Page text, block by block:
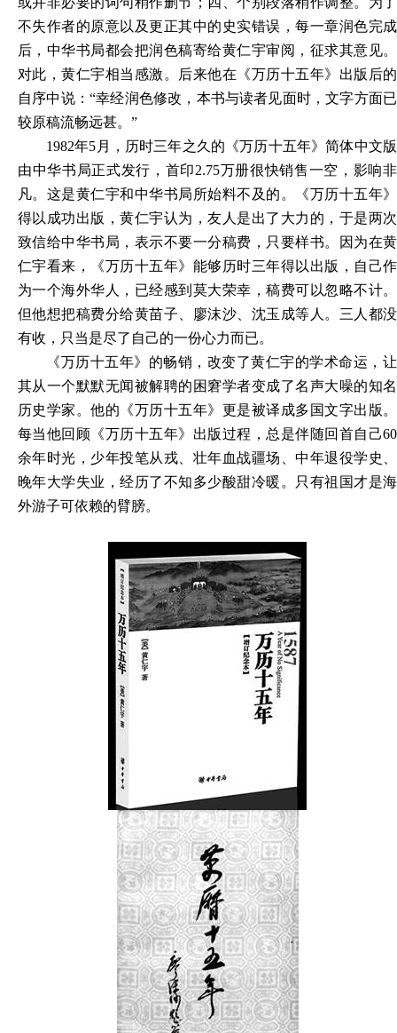
不失作者的原意以及更正其中的史实错误，每一章润色完成
后，中华书局都会把润色稿寄给黄仁宇审阅，征求其意见。
对此，黄仁宇相当感激。后来他在《万历十五年》出版后的
自序中说：“幸经润色修改，本书与读者见面时，文字方面已
较原稿流畅远甚。”
1982年5月，历时三年之久的《万历十五年》简体中文版
由中华书局正式发行，首印2.75万册很快销售一空，影响非
凡。这是黄仁宇和中华书局所始料不及的。《万历十五年》
得以成功出版，黄仁宇认为，友人是出了大力的，于是两次
致信给中华书局，表示不要一分稿费，只要样书。因为在黄
仁宇看来，《万历十五年》能够历时三年得以出版，自己作
为一个海外华人，已经感到莫大荣幸，稿费可以忽略不计。
但他想把稿费分给黄苗子、廖沫沙、沈玉成等人。三人都没
有收，只当是尽了自己的一份心力而已。
《万历十五年》的畅销，改变了黄仁宇的学术命运，让
其从一个默默无闻被解聘的困窘学者变成了名声大噪的知名
历史学家。他的《万历十五年》更是被译成多国文字出版。
每当他回顾《万历十五年》出版过程，总是伴随回首自己60
余年时光，少年投笔从戎、壮年血战疆场、中年退役学史、
晚年大学失业，经历了不知多少酸甜冷暖。只有祖国才是海
外游子可依赖的臂膀。